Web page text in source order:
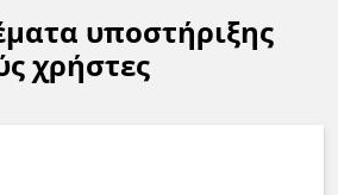
υποστήριξης
χρήστες